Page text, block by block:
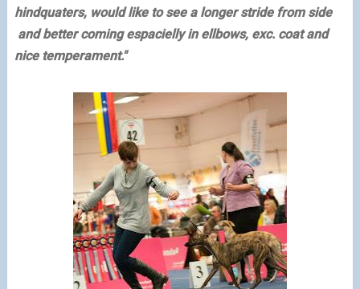
hindquaters, would like to see a longer stride from side
and better coming espacielly in ellbows, exc. coat and
nice temperament."